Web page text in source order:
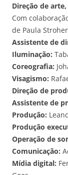
Direção de
Com
de Paula Stroher
Assistente de
Iluminação:
Coreografia:
Visagismo:
Direção de
Assistente de
Produção:
Produção
Operação de
Comunicação:
Mídia digital: